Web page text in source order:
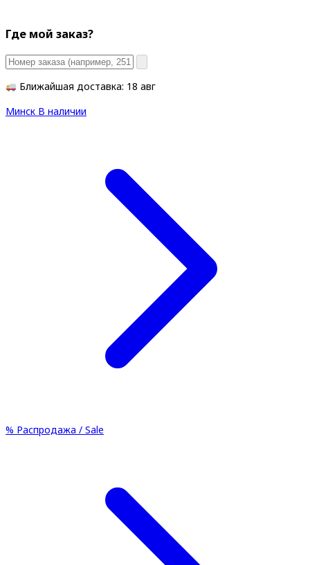
Где мой заказ?
Ближайшая доставка: 18 авг
Минск В наличии
% Распродажа / Sale